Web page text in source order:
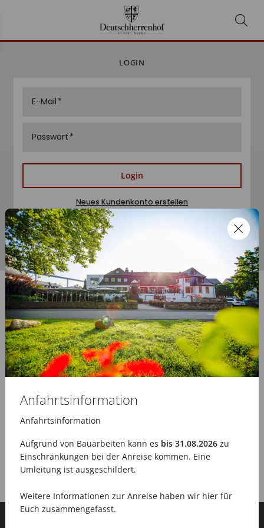
LOGIN
E-Mail
Passwort
Login
Neues Kundenkonto erstellen
Passwort zurücksetzen
Anfahrtsinformation
Anfahrtsinformation
Aufgrund von Bauarbeiten kann es bis 31.08.2026zu
Einschränkungen bei der Anreise kommen. Eine
Umleitung ist ausgeschildert.
Weitere Informationen zur Anreise haben wir hierfür
Euch zusammengefasst.